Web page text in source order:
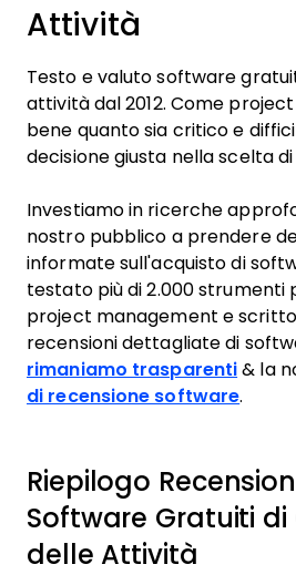
Attività
Testo e valuto software
attività dal 2012. Come
bene quanto sia critico e
decisione giusta nella scelta
Investiamo in ricerche
nostro pubblico a prendere
informate sull'acquisto di
testato più di 2.000 strumenti
project management e scritto
recensioni dettagliate di
rimaniamo trasparenti & la
di recensione software.
Riepilogo
Software Gratuiti di
delle Attività